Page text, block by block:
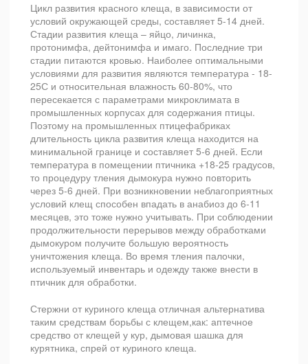
Цикл развития красного клеща, в зависимости от
условий окружающей среды, составляет 5-14 дней.
Стадии развития клеща – яйцо, личинка,
протонимфа, дейтонимфа и имаго. Последние три
стадии питаются кровью. Наиболее оптимальными
условиями для развития являются температура - 18-
25С и относительная влажность 60-80%, что
пересекается с параметрами микроклимата в
промышленных корпусах для содержания птицы.
Поэтому на промышленных птицефабриках
длительность цикла развития клеща находится на
минимальной границе и составляет 5-6 дней. Если
температура в помещении птичника +18-25 градусов,
то процедуру тления дымокура нужно повторить
через 5-6 дней. При возникновении неблагоприятных
условий клещ способен впадать в анабиоз до 6-11
месяцев, это тоже нужно учитывать. При соблюдении
продолжительности перерывов между обработками
дымокуром получите большую вероятность
уничтожения клеща. Во время тления палочки,
используемый инвентарь и одежду также внести в
птичник для обработки.
Стержни от куриного клеща отличная альтернатива
таким средствам борьбы с клещем,как: аптечное
средство от клещей у кур, дымовая шашка для
курятника, спрей от куриного клеща.